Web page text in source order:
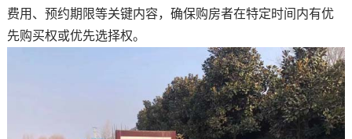
费用、预约期限等关键内容，确保购房者在特定时间内有优
先购买权或优先选择权。